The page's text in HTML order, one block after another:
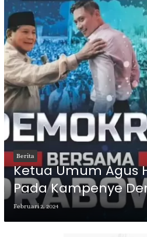
Berita
Ketua Umum Agus
Pada Kampenye
Februari 2, 2024